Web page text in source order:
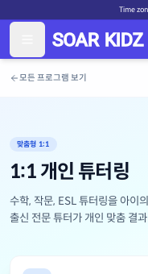
Time
모든 프로그램 보기
맞춤형 1:1
1:1 개인 튜터링
수학, 작문, ESL 튜터링을 아이
출신 전문 튜터가 개인 맞춤 결